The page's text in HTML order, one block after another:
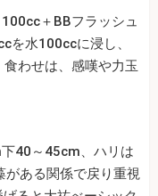
＋BBフラッシュ
を水100ccに浸し、
わせは、感嘆や力玉
40～45cm、ハリは
がある関係で戻り重視